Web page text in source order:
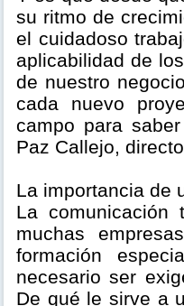
su ritmo de
el cuidadoso
aplicabilidad de
de nuestro
cada nuevo
campo para
Paz Callejo,
La importancia de
La comunicación
muchas
formación
necesario ser
De qué le sirve a